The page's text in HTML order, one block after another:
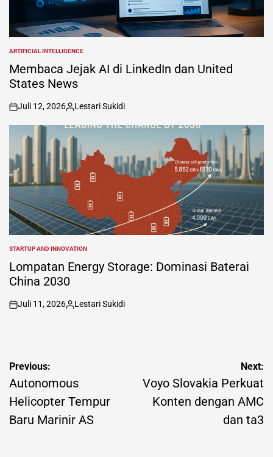
POSTED
IN
ARTIFICIAL INTELLIGENCE
Membaca Jejak AI di LinkedIn dan United
States News
on
Juli 12, 2026
Posted
by
Lestari Sukidi
POSTED
IN
STARTUP AND INNOVATION
Lompatan Energy Storage: Dominasi Baterai
China 2030
on
Juli 11, 2026
Posted
Lestari Sukidi
Navigasi
pos
Previous:
Autonomous
Helicopter Tempur
Baru Marinir AS
Next:
Voyo Slovakia Perkuat
Konten dengan AMC
dan ta3